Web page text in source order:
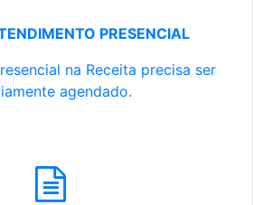
PRESENCIAL
na Receita precisa ser
agendado.